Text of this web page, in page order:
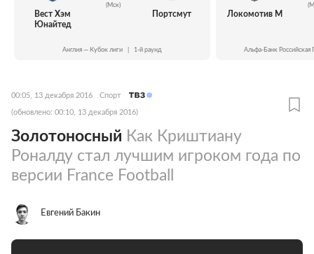
Вест Хэм
Юнайтед
(Мск)
Портсмут
Англия — Кубок лиги 1-й раунд
Локомотив М
Альфа-Банк Российская
00:05, 13 декабря 2016 Спорт
(обновлено: 00:10, 13 декабря 2016)
Золотоносный Как Криштиану
Роналду стал лучшим игроком года по
версии France Football
Евгений Бакин